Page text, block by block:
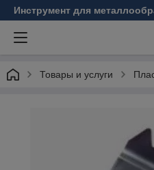
Инструмент для
Товары и услуги